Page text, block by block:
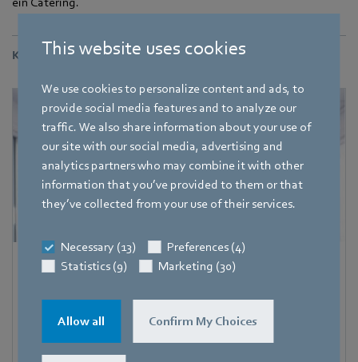
This website uses cookies
We use cookies to personalize content and ads, to
provide social media features and to analyze our
traffic. We also share information about your use of
our site with our social media, advertising and
analytics partners who may combine it with other
information that you’ve provided to them or that
they’ve collected from your use of their services.
Necessary (13)
Preferences (4)
Statistics (9)
Marketing (30)
Allow all Confirm My Choices
Kontakt
Pascal Schöpf
Trade Press
Adresse
Amtstraße 85,74673 Mulfingen - Hollenbach,Germany